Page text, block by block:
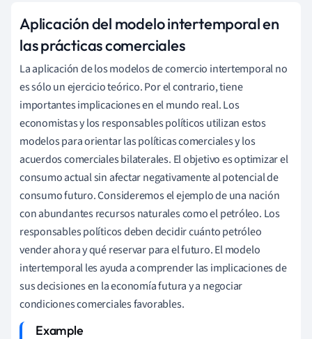
Aplicación del modelo intertemporal en
las prácticas comerciales
La aplicación de los modelos de comercio intertemporal no
es sólo un ejercicio teórico. Por el contrario, tiene
importantes implicaciones en el mundo real. Los
economistas y los responsables políticos utilizan estos
modelos para orientar las políticas comerciales y los
acuerdos comerciales bilaterales. El objetivo es optimizar el
consumo actual sin afectar negativamente al potencial de
consumo futuro. Consideremos el ejemplo de una nación
con abundantes recursos naturales como el petróleo. Los
responsables políticos deben decidir cuánto petróleo
vender ahora y qué reservar para el futuro. El modelo
intertemporal les ayuda a comprender las implicaciones de
sus decisiones en la economía futura y a negociar
condiciones comerciales favorables.